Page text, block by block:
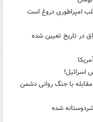
امپراطوری دروغ است
در تاریخ تعیین شده
اسرائیل!
با جنگ روانی دشمن
شده